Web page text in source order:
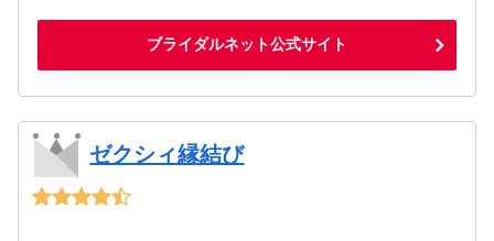
ブライダルネット公式サイト
ゼクシィ縁結び